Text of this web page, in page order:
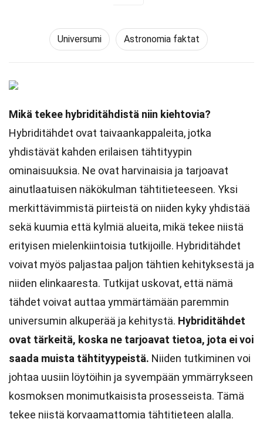
Universumi Astronomia faktat
Mikä tekee hybriditähdistä niin kiehtovia?
Hybriditähdet ovat taivaankappaleita, jotka
yhdistävät kahden erilaisen tähtityypin
ominaisuuksia. Ne ovat harvinaisia ja tarjoavat
ainutlaatuisen näkökulman tähtitieteeseen. Yksi
merkittävimmistä piirteistä on niiden kyky yhdistää
sekä kuumia että kylmiä alueita, mikä tekee niistä
erityisen mielenkiintoisia tutkijoille. Hybriditähdet
voivat myös paljastaa paljon tähtien kehityksestä ja
niiden elinkaaresta. Tutkijat uskovat, että nämä
tähdet voivat auttaa ymmärtämään paremmin
universumin alkuperää ja kehitystä. Hybriditähdet
ovat tärkeitä, koska ne tarjoavat tietoa, jota ei voi
saada muista tähtityypeistä. Niiden tutkiminen voi
johtaa uusiin löytöihin ja syvempään ymmärrykseen
kosmoksen monimutkaisista prosesseista. Tämä
tekee niistä korvaamattomia tähtitieteen alalla.